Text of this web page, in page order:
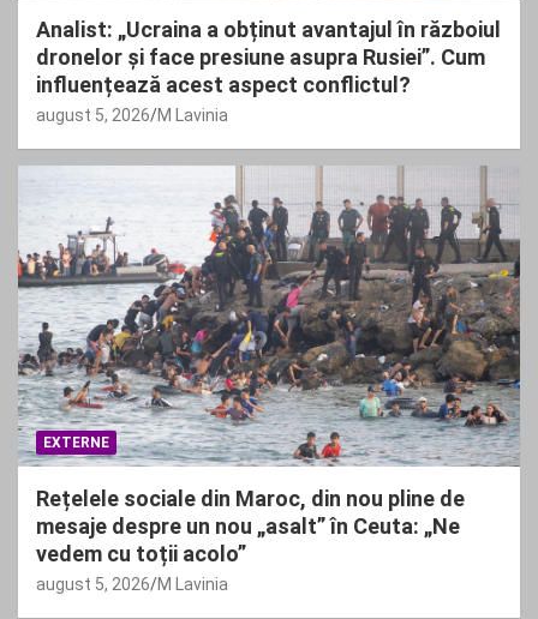
Analist: „Ucraina a obținut avantajul în războiul
dronelor și face presiune asupra Rusiei”. Cum
influențează acest aspect conflictul?
august 5, 2026 M Lavinia
EXTERNE
Rețelele sociale din Maroc, din nou pline de
mesaje despre un nou „asalt” în Ceuta: „Ne
vedem cu toții acolo”
august 5, 2026 M Lavinia